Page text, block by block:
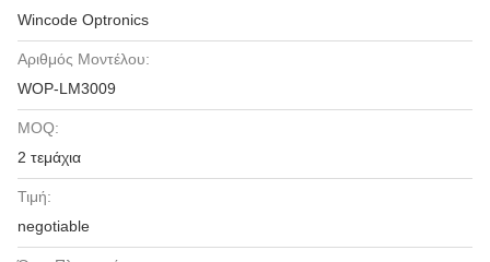
Wincode Optronics
Αριθμός Μοντέλου:
WOP-LM3009
MOQ:
2 τεμάχια
Τιμή:
negotiable